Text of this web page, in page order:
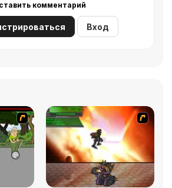
комментарий
Вход